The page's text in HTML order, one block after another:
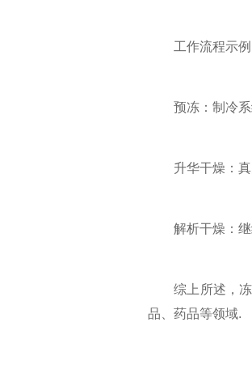
工作流程示例
预冻：制冷系
升华干燥：真
解析干燥：继
综上所述，冻
品、药品等领域.